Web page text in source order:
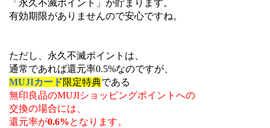
「永久不滅ポイント」が貯まります。
有効期限がありませんので安心ですね。
ただし、永久不滅ポイントは、
通常であれば還元率0.5%なのですが、
MUJIカード限定特典である
無印良品のMUJIショッピングポイントへの
交換の場合には、
還元率が0.6%となります。